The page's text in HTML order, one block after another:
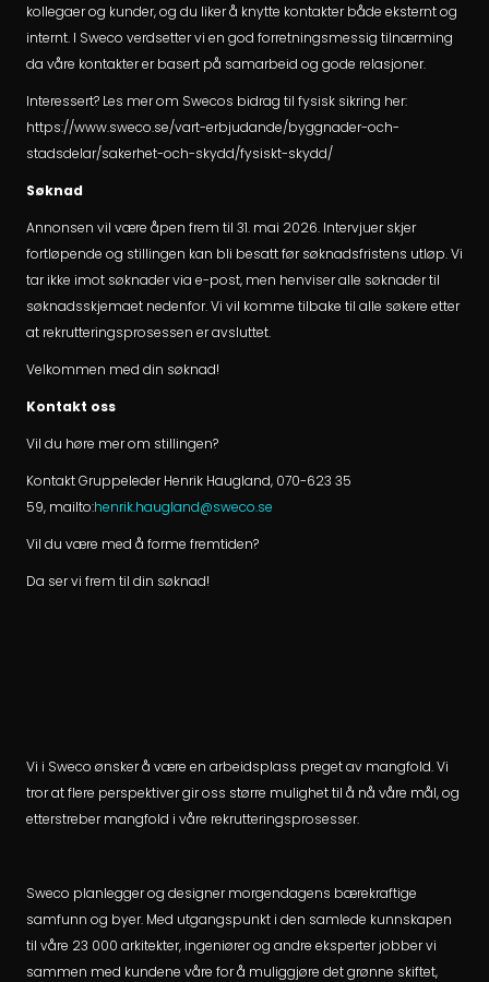
kollegaer og kunder, og du liker å knytte kontakter både eksternt og
internt. I Sweco verdsetter vi en god forretningsmessig tilnærming
da våre kontakter er basert på samarbeid og gode relasjoner.
Interessert? Les mer om Swecos bidrag til fysisk sikring her:
https://www.sweco.se/vart-erbjudande/byggnader-och-
stadsdelar/sakerhet-och-skydd/fysiskt-skydd/
Søknad
Annonsen vil være åpen frem til 31. mai 2026. Intervjuer skjer
fortløpende og stillingen kan bli besatt før søknadsfristens utløp. Vi
tar ikke imot søknader via e-post, men henviser alle søknader til
søknadsskjemaet nedenfor. Vi vil komme tilbake til alle søkere etter
at rekrutteringsprosessen er avsluttet.
Velkommen med din søknad!
Kontakt oss
Vil du høre mer om stillingen?
Kontakt Gruppeleder Henrik Haugland, 070-623 35
59, mailto:henrik.haugland@sweco.se
Vil du være med å forme fremtiden?
Da ser vi frem til din søknad!
Vi i Sweco ønsker å være en arbeidsplass preget av mangfold. Vi
tror at flere perspektiver gir oss større mulighet til å nå våre mål, og
etterstreber mangfold i våre rekrutteringsprosesser.
Sweco planlegger og designer morgendagens bærekraftige
samfunn og byer. Med utgangspunkt i den samlede kunnskapen
til våre 23 000 arkitekter, ingeniører og andre eksperter jobber vi
sammen med kundene våre for å muliggjøre det grønne skiftet,